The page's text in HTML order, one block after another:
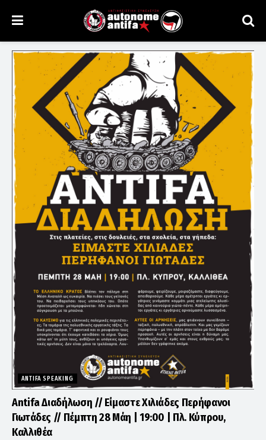
ANTIFA SPEAKING
Antifa Διαδήλωση // Είμαστε Χιλιάδες Περήφανοι
Γιωτάδες // Πέμπτη 28 Μάη | 19:00 | Πλ. Κύπρου,
Καλλιθέα